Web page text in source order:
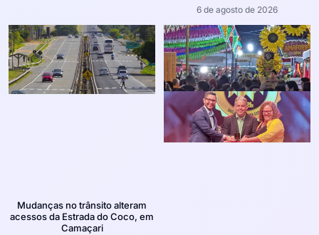
6 de agosto de 2026
Mudanças no trânsito alteram
acessos da Estrada do Coco, em
Camaçari